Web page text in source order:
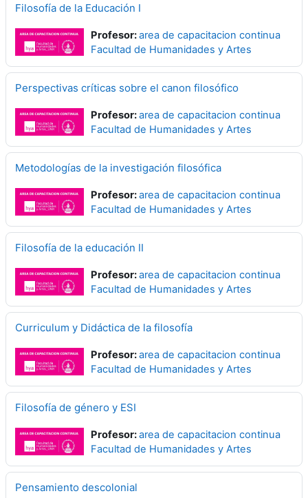
Filosofía de la Educación I
Profesor:area de capacitacion continua
Facultad de Humanidades y Artes
Perspectivas críticas sobre el canon filosófico
Profesor:area de capacitacion continua
Facultad de Humanidades y Artes
Metodologías de la investigación filosófica
Profesor:area de capacitacion continua
Facultad de Humanidades y Artes
Filosofía de la educación II
Profesor:area de capacitacion continua
Facultad de Humanidades y Artes
Curriculum y Didáctica de la filosofía
Profesor:area de capacitacion continua
Facultad de Humanidades y Artes
Filosofía de género y ESI
Profesor:area de capacitacion continua
Facultad de Humanidades y Artes
Pensamiento descolonial